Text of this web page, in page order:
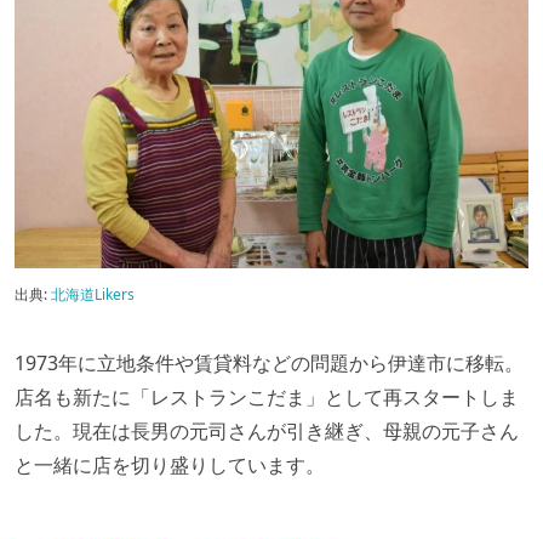
出典:北海道Likers
1973年に立地条件や賃貸料などの問題から伊達市に移転。
店名も新たに「レストランこだま」として再スタートしま
した。現在は長男の元司さんが引き継ぎ、母親の元子さん
と一緒に店を切り盛りしています。